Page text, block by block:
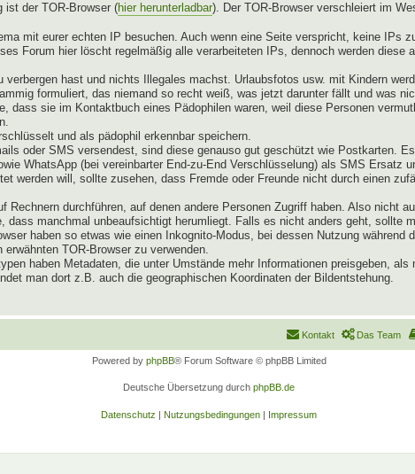
ist der TOR-Browser (hier herunterladbar). Der TOR-Browser verschleiert im
mit eurer echten IP besuchen. Auch wenn eine Seite verspricht, keine IPs
Forum hier löscht regelmäßig alle verarbeiteten IPs, dennoch werden diese
hast und nichts Illegales machst. Urlaubsfotos usw. mit Kindern
formuliert, das niemand so recht weiß, was jetzt darunter fällt und was
dass sie im Kontaktbuch eines Pädophilen waren, weil diese Personen
und als pädophil erkennbar speichern.
oder SMS versendest, sind diese genauso gut geschützt wie Postkarten.
WhatsApp (bei vereinbarter End-zu-End Verschlüsselung) als SMS Ersatz
werden will, sollte zusehen, dass Fremde oder Freunde nicht durch einen
Rechnern durchführen, auf denen andere Personen Zugriff haben. Also nicht
dass manchmal unbeaufsichtigt herumliegt. Falls es nicht anders geht, sollte
haben so etwas wie einen Inkognito-Modus, bei dessen Nutzung während
TOR-Browser zu verwenden.
haben Metadaten, die unter Umstände mehr Informationen preisgeben,
man dort z.B. auch die geographischen Koordinaten der Bildentstehung.
Das Team
Kontakt
Powered by phpBB® Forum Software © phpBB Limited
Deutsche Übersetzung durch phpBB.de
Datenschutz | Nutzungsbedingungen | Impressum